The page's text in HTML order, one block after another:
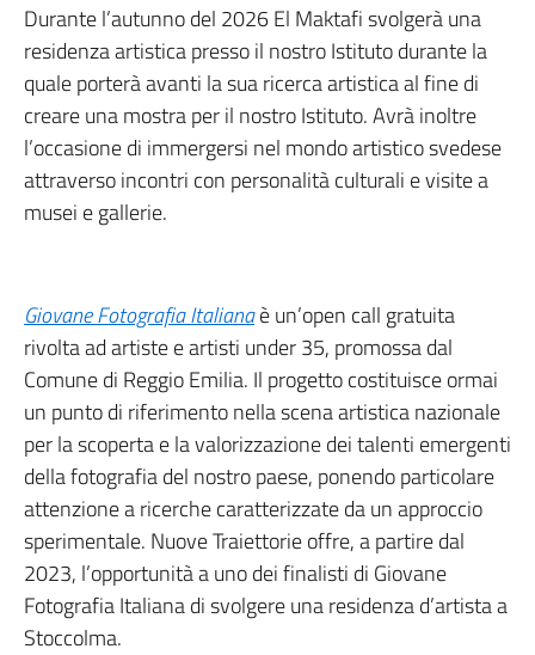
Durante l’autunno del 2026 El Maktafi svolgerà una
residenza artistica presso il nostro Istituto durante la
quale porterà avanti la sua ricerca artistica al fine di
creare una mostra per il nostro Istituto. Avrà inoltre
l’occasione di immergersi nel mondo artistico svedese
attraverso incontri con personalità culturali e visite a
musei e gallerie.
Giovane Fotografia Italianaè un’open call gratuita
rivolta ad artiste e artisti under 35, promossa dal
Comune di Reggio Emilia. Il progetto costituisce ormai
un punto di riferimento nella scena artistica nazionale
per la scoperta e la valorizzazione dei talenti emergenti
della fotografia del nostro paese, ponendo particolare
attenzione a ricerche caratterizzate da un approccio
sperimentale. Nuove Traiettorie offre, a partire dal
2023, l’opportunità a uno dei finalisti di Giovane
Fotografia Italiana di svolgere una residenza d’artista a
Stoccolma.